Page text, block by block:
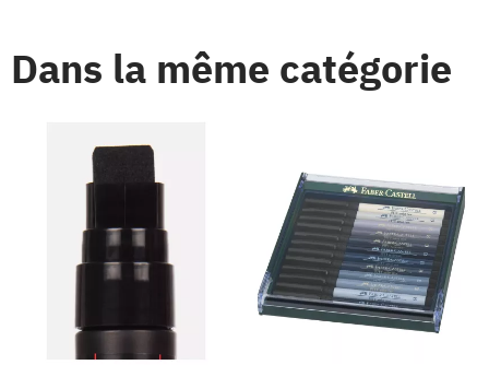
Dans la même catégorie